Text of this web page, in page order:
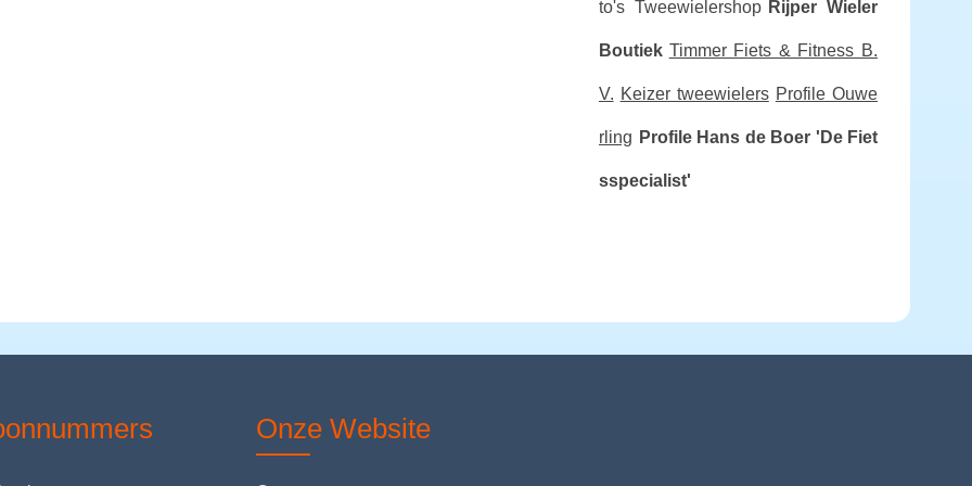
to's Tweewielershop Rijper Wieler
Boutiek Timmer Fiets & Fitness B.
V. Keizer tweewielers Profile Ouwe
rling Profile Hans de Boer 'De Fiet
sspecialist'
Onze Website